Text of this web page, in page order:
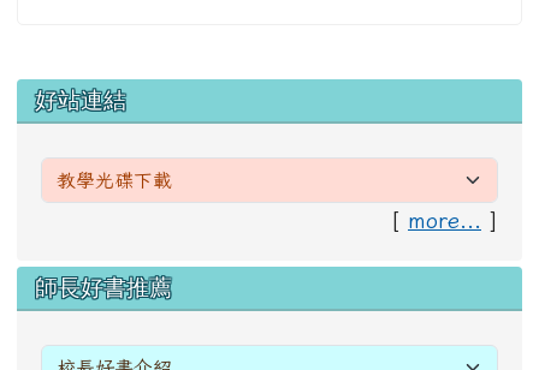
左邊區域內容
好站連結
[ more... ]
右邊區域內容
師長好書推薦